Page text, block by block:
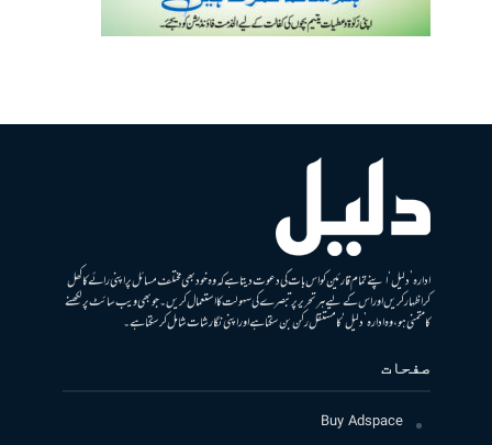
ادارہ ’دلیل‘ اپنے تمام قارئین کو اس بات کی دعوت دیتا ہے کہ وہ خود بھی مختلف مسائل پر اپنی رائے کا کھل
کر اظہار کریں اور اس کے لیے ہر تحریر پر تبصرے کی سہولت کا استعمال کریں۔ جو بھی ویب سائٹ پر لکھنے
کا متمنی ہو، وہ ادارہ ’دلیل‘ کا مستقل رکن بن سکتا ہے اور اپنی نگارشات شامل کرسکتا ہے۔
صفحات
Buy Adspace